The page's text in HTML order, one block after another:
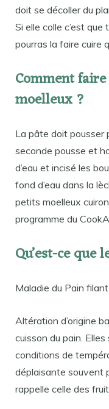
doit se décoller du
Si elle colle c’est
pourras la faire cuire
Comment
moelleux ?
La pâte doit pousser
seconde pousse et
d’eau et incisé les
fond d’eau dans la
petits moelleux
programme du
Qu’est-ce
Maladie du Pain filant
Altération d’origine
cuisson du pain.
conditions de
déplaisante souvent
rappelle celle des